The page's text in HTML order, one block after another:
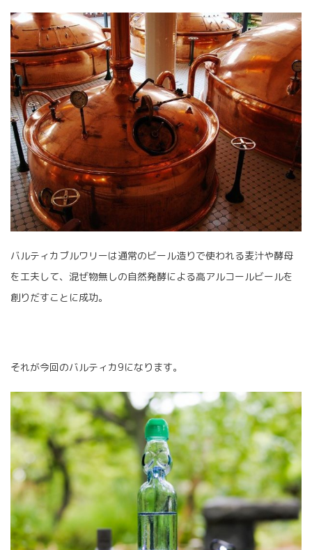
バルティカブルワリーは通常のビール造りで使われる麦汁や酵母
を工夫して、混ぜ物無しの自然発酵による高アルコールビールを
創りだすことに成功。
それが今回のバルティカ9になります。